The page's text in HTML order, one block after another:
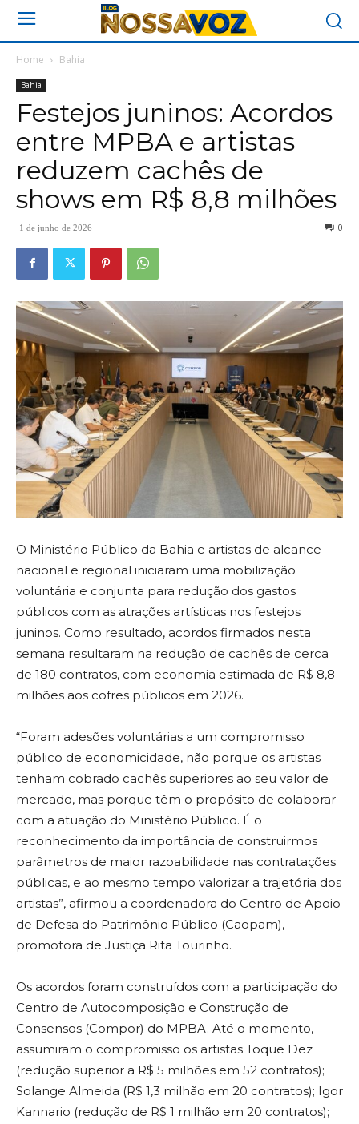
Home Bahia
Bahia
Festejos juninos: Acordos
entre MPBA e artistas
reduzem cachês de
shows em R$ 8,8 milhões
1 de junho de 2026 0
O Ministério Público da Bahia e artistas de alcance
nacional e regional iniciaram uma mobilização
voluntária e conjunta para redução dos gastos
públicos com as atrações artísticas nos festejos
juninos. Como resultado, acordos firmados nesta
semana resultaram na redução de cachês de cerca
de 180 contratos, com economia estimada de R$ 8,8
milhões aos cofres públicos em 2026.
“Foram adesões voluntárias a um compromisso
público de economicidade, não porque os artistas
tenham cobrado cachês superiores ao seu valor de
mercado, mas porque têm o propósito de colaborar
com a atuação do Ministério Público. É o
reconhecimento da importância de construirmos
parâmetros de maior razoabilidade nas contratações
públicas, e ao mesmo tempo valorizar a trajetória dos
artistas”, afirmou a coordenadora do Centro de Apoio
de Defesa do Patrimônio Público (Caopam),
promotora de Justiça Rita Tourinho.
Os acordos foram construídos com a participação do
Centro de Autocomposição e Construção de
Consensos (Compor) do MPBA. Até o momento,
assumiram o compromisso os artistas Toque Dez
(redução superior a R$ 5 milhões em 52 contratos);
Solange Almeida (R$ 1,3 milhão em 20 contratos); Igor
Kannario (redução de R$ 1 milhão em 20 contratos);